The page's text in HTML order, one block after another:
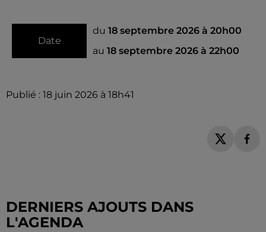
Date
du 18 septembre 2026 à 20h00
au 18 septembre 2026 à 22h00
Publié : 18 juin 2026 à 18h41
DERNIERS AJOUTS DANS
L'AGENDA